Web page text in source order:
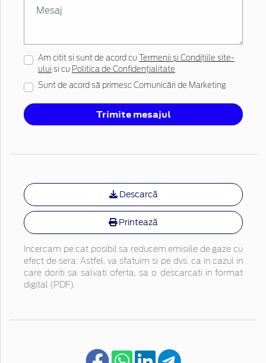
Am citit si sunt de acord cu
Termenii și Condițiile site-
ului si cu Politica de Confidențialitate
Sunt de acord să primesc Comunicări de Marketing
Trimite mesajul
Descarcă
Printează
Incercam pe cat posibil sa reducem emisiile de gaze cu
efect de sera. Astfel, va sfatuim si pe dvs. ca in cazul in
care doriti sa salvati oferta, sa o descarcati in format
digital (PDF).